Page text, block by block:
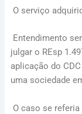
O serviço
Entendimento
julgar o REsp
aplicação do
uma sociedade
O caso se